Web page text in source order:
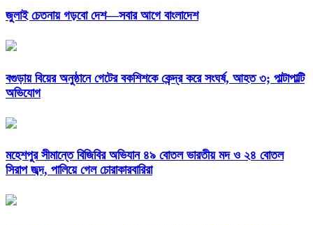
জুলাই চেতনায় গড়বো দেশ—সবার আগে বাংলাদেশ
বগুড়ায় বিয়ের অনুষ্ঠানে গেটের বকশিশকে কেন্দ্র করে সংঘর্ষ, আহত ৩; পাল্টাপাল্টি
অভিযোগ
মহেশপুর সীমান্তে বিজিবির অভিযান ৪৯ বোতল ভারতীয় মদ ও ২৪ বোতল
সিরাপ জব্দ, পালিয়ে গেল চোরাকারবারিরা